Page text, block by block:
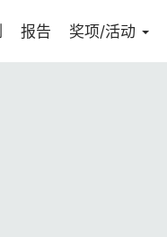
报告 奖项/活动